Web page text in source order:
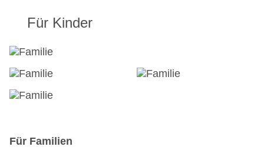
Für Kinder
Für Familien